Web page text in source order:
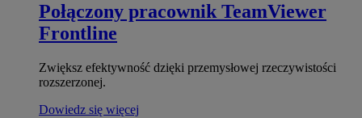
Połączony pracownik TeamViewer
Frontline
Zwiększ efektywność dzięki przemysłowej rzeczywistości
rozszerzonej.
Dowiedz się więcej